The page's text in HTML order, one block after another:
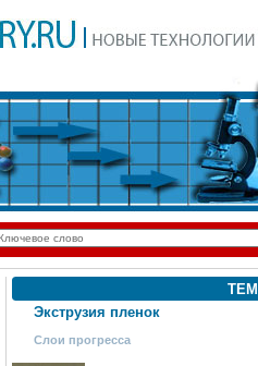
Экструзия пленок
Слои прогресса